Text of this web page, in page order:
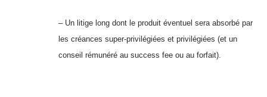
– Un litige long dont le produit éventuel sera absorbé par
les créances super-privilégiées et privilégiées (et un
conseil rémunéré au success fee ou au forfait).